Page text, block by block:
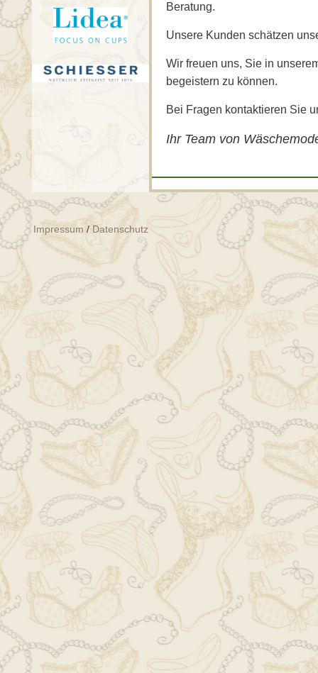
Beratung.
Unsere Kunden schätzen
Wir freuen uns, Sie in
begeistern zu können.
Bei Fragen kontaktieren Sie
Ihr Team von
Impressum/ Datenschutz